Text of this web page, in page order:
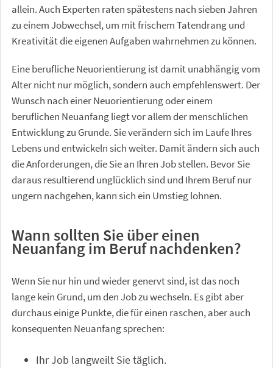
allein. Auch Experten raten spätestens nach sieben Jahren
zu einem Jobwechsel, um mit frischem Tatendrang und
Kreativität die eigenen Aufgaben wahrnehmen zu können.
Eine berufliche Neuorientierung ist damit unabhängig vom
Alter nicht nur möglich, sondern auch empfehlenswert. Der
Wunsch nach einer Neuorientierung oder einem
beruflichen Neuanfang liegt vor allem der menschlichen
Entwicklung zu Grunde. Sie verändern sich im Laufe Ihres
Lebens und entwickeln sich weiter. Damit ändern sich auch
die Anforderungen, die Sie an Ihren Job stellen. Bevor Sie
daraus resultierend unglücklich sind und Ihrem Beruf nur
ungern nachgehen, kann sich ein Umstieg lohnen.
Wann sollten Sie über einen
Neuanfang im Beruf nachdenken?
Wenn Sie nur hin und wieder genervt sind, ist das noch
lange kein Grund, um den Job zu wechseln. Es gibt aber
durchaus einige Punkte, die für einen raschen, aber auch
konsequenten Neuanfang sprechen:
Ihr Job langweilt Sie täglich.